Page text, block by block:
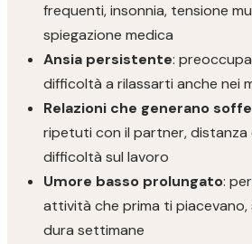
frequenti, insonnia, tensione
spiegazione medica
Ansia persistente:
difficoltà a rilassarti anche nei
Relazioni che generano
ripetuti con il partner, distanza
difficoltà sul lavoro
Umore basso prolungato:
attività che prima ti
dura settimane